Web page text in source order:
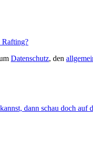
Rafting?
Datenschutz, den
dann schau doch